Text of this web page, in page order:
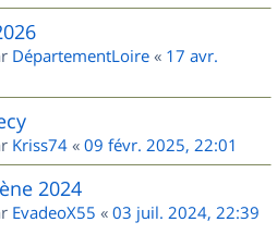
DépartementLoire « 17 avr.
Kriss74 « 09 févr. 2025, 22:01
2024
EvadeoX55 « 03 juil. 2024, 22:39